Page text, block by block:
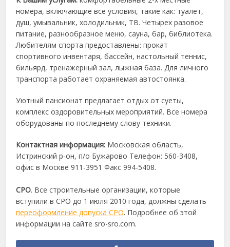
номера, включающие все условия, такие как: туалет,
душ, умывальник, холодильник, ТВ. Четырех разовое
питание, разнообразное меню, сауна, бар, библиотека.
Любителям спорта предоставлены: прокат
спортивного инвентаря, бассейн, настольный теннис,
бильярд, тренажерный зал, лыжная база. Для личного
транспорта работает охраняемая автостоянка.
Уютный пансионат предлагает отдых от суеты,
комплекс оздоровительных мероприятий. Все номера
оборудованы по последнему слову техники.
Контактная информация: Московская область,
Истринский р-он, п/о Бужарово Телефон: 560-3408,
офис в Москве 911-3951 Факс 994-5408.
СРО. Все строительные организации, которые
вступили в СРО до 1 июля 2010 года, должны сделать
переоформление допуска СРО. Подробнее об этой
информации на сайте sro-sro.com.